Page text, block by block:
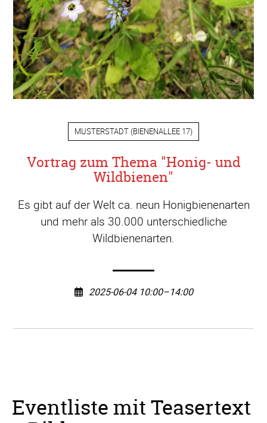
MUSTERSTADT (BIENENALLEE 17)
Vortrag zum Thema "Honig- und
Wildbienen"
Es gibt auf der Welt ca. neun Honigbienenarten
und mehr als 30.000 unterschiedliche
Wildbienenarten.
2025-06-04 10:00–14:00
Eventliste mit Teasertext